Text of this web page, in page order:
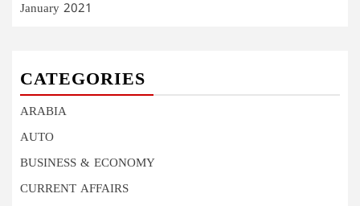
January 2021
CATEGORIES
ARABIA
AUTO
BUSINESS & ECONOMY
CURRENT AFFAIRS